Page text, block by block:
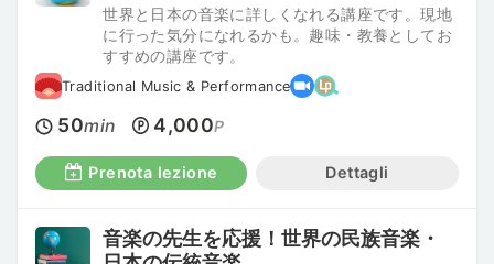
世界と日本の音楽に詳しくなれる講座です。現地
に行った気分になれるかも。趣味・教養としてお
すすめの講座です。
Traditional Music & Performance
50min 4,000P
Prenota lezione Dettagli
音楽の先生を応援！世界の民族音楽・